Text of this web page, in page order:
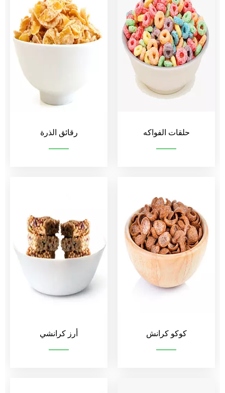
رقائق الذرة حلقات الفواكه
أرز كرانشي كوكو كرانش
كوكو كرانش
رقائق النخالة حبوب الشوكولاتة